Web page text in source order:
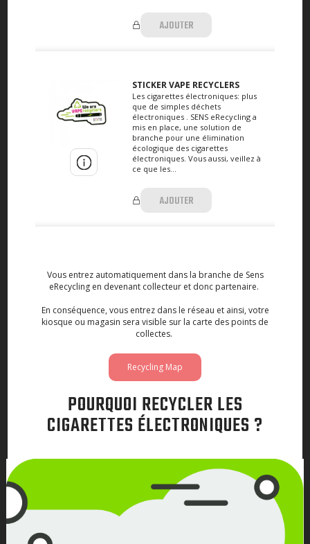
AJOUTER
STICKER VAPE RECYCLERS
Les cigarettes électroniques: plus
que de simples déchets
électroniques . SENS eRecycling a
mis en place, une solution de
branche pour une élimination
écologique des cigarettes
électroniques. Vous aussi, veillez à
ce que les...
AJOUTER
Vous entrez automatiquement dans la branche de Sens
eRecycling en devenant collecteur et donc partenaire.
En conséquence, vous entrez dans le réseau et ainsi, votre
kiosque ou magasin sera visible sur la carte des points de
collectes.
Recycling Map
POURQUOI RECYCLER LES
CIGARETTES ÉLECTRONIQUES ?